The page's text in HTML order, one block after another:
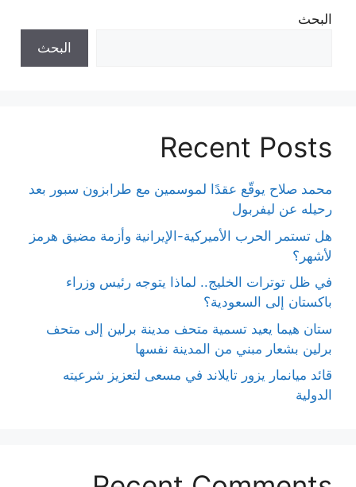
البحث
البحث
Recent Posts
محمد صلاح يوقّع عقدًا لموسمين مع طرابزون سبور بعد
رحيله عن ليفربول
هل تستمر الحرب الأميركية-الإيرانية وأزمة مضيق هرمز
لأشهر؟
في ظل توترات الخليج.. لماذا يتوجه رئيس وزراء
باكستان إلى السعودية؟
ستان هيما يعيد تسمية متحف مدينة برلين إلى متحف
برلين بشعار مبني من المدينة نفسها
قائد ميانمار يزور تايلاند في مسعى لتعزيز شرعيته
الدولية